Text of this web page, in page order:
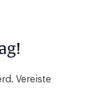
Vereiste